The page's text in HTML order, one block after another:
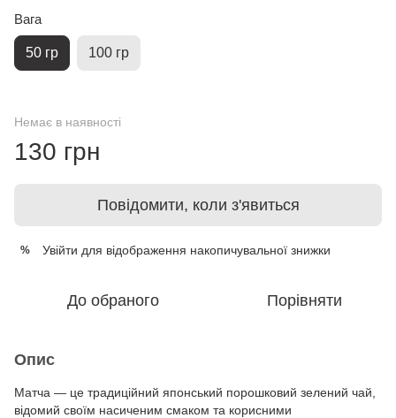
Вага
50 гр 100 гр
Немає в наявності
130 грн
Повідомити, коли з'явиться
% Увійти для відображення накопичувальної знижки
До обраного Порівняти
Опис
Матча — це традиційний японський порошковий зелений чай,
відомий своїм насиченим смаком та корисними